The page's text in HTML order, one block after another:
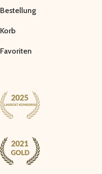
Bestellung
Korb
Favoriten